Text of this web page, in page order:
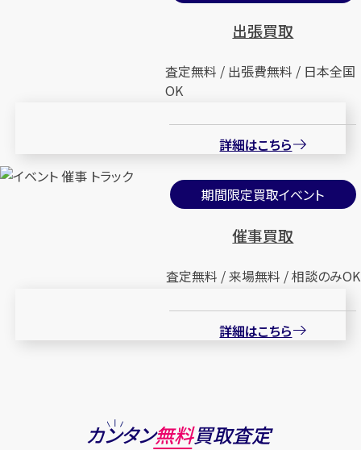
出張買取
査定無料 / 出張費無料 / 日本全国
OK
詳細はこちら
期間限定買取イベント
催事買取
査定無料 / 来場無料 / 相談のみOK
詳細はこちら
カンタン無料買取査定